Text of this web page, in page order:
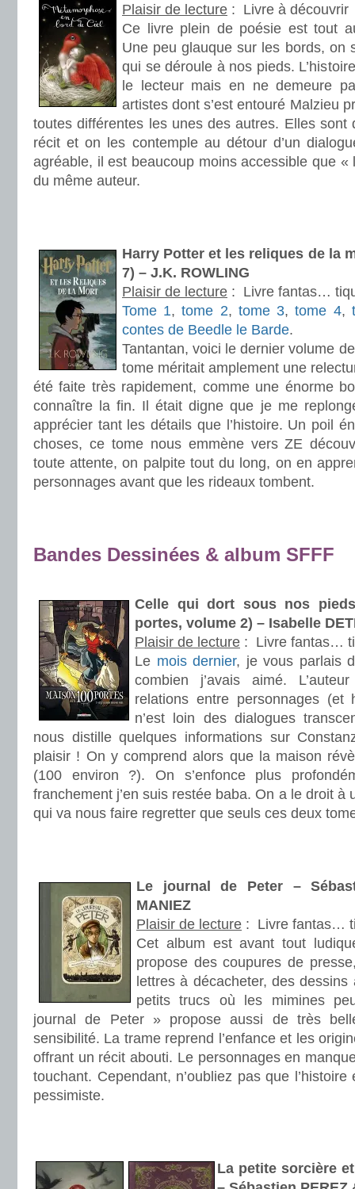
Plaisir de lecture : Livre à découvrir
Ce livre plein de poésie est tout
Une peu glauque sur les bords, on
qui se déroule à nos pieds.
le lecteur mais en ne demeure
artistes dont s’est entouré Malzieu
toutes différentes les unes des autres. Elles sont
récit et on les contemple au détour d’un
agréable, il est beaucoup moins accessible que
du même auteur.
Harry Potter et les reliques de la
7) – J.K. ROWLING
Plaisir de lecture : Livre fantas…
Tome 1,tome 2, tome 3,tome 4,
contes de Beedle le Barde.
Tantantan, voici le dernier volume
tome méritait amplement une
été faite très rapidement, comme une énorme
connaître la fin. Il était digne que je me
apprécier tant les détails que l’histoire. Un poil
choses, ce tome nous emmène vers ZE
toute attente, on palpite tout du long, on en
personnages avant que les rideaux tombent.
Bandes Dessinées & album SFFF
Celle qui dort sous nos
portes, volume 2) – Isabelle
Plaisir de lecture : Livre fantas…
Le mois dernier, je vous parlais
combien j’avais aimé.
relations entre personnages (et
n’est loin des dialogues
nous distille quelques informations sur
plaisir ! On y comprend alors que la maison
(100 environ ?). On s’enfonce plus
franchement j’en suis restée baba. On a le droit
qui va nous faire regretter que seuls ces deux
Le journal de Peter –
MANIEZ
Plaisir de lecture : Livre fantas…
Cet album est avant tout
propose des coupures de
lettres à décacheter, des
petits trucs où les mimines
journal de Peter » propose aussi de très
sensibilité. La trame reprend l’enfance et les
offrant un récit abouti. Le personnages en
touchant. Cependant, n’oubliez pas que
pessimiste.
La petite sorcière